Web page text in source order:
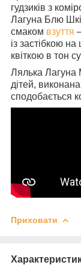
гудзиків з
Лагуна Блю
смаком взуття
із застібкою
квіткою в тон
Лялька Лагуна
дітей,
сподобається
Приховати